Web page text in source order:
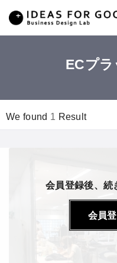
ECプ
We found 1 Result
会員登録後、続
会員